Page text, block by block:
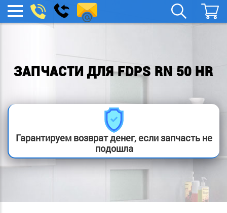
МЕНЮ
boylera@yandex.ru
Заказать
звонок
ЗАПЧАСТИ ДЛЯ FDPS RN 50 HR
Гарантируем возврат денег, если запчасть не
подошла